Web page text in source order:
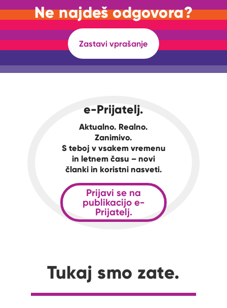
Ne najdeš odgovora?
Zastavi vprašanje
e-Prijatelj.
Aktualno. Realno.
Zanimivo.
S teboj v vsakem vremenu
in letnem času – novi
članki in koristni nasveti.
Prijavi se na
publikacijo e-
Prijatelj.
Tukaj smo zate.